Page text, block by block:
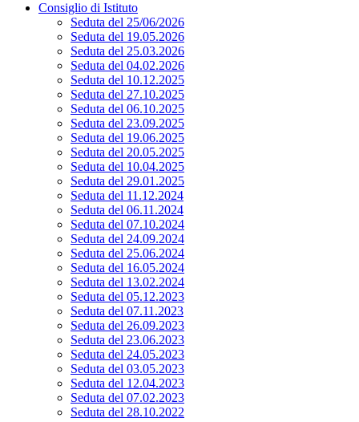
Consiglio di Istituto
Seduta del 25/06/2026
Seduta del 19.05.2026
Seduta del 25.03.2026
Seduta del 04.02.2026
Seduta del 10.12.2025
Seduta del 27.10.2025
Seduta del 06.10.2025
Seduta del 23.09.2025
Seduta del 19.06.2025
Seduta del 20.05.2025
Seduta del 10.04.2025
Seduta del 29.01.2025
Seduta del 11.12.2024
Seduta del 06.11.2024
Seduta del 07.10.2024
Seduta del 24.09.2024
Seduta del 25.06.2024
Seduta del 16.05.2024
Seduta del 13.02.2024
Seduta del 05.12.2023
Seduta del 07.11.2023
Seduta del 26.09.2023
Seduta del 23.06.2023
Seduta del 24.05.2023
Seduta del 03.05.2023
Seduta del 12.04.2023
Seduta del 07.02.2023
Seduta del 28.10.2022